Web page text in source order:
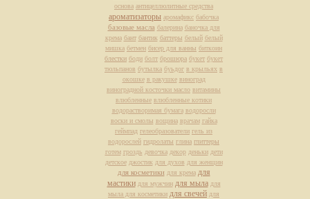
основа антицеллюлитные средства
ароматизаторы аромафикс бабочка
базовые масла балерина баночка для
крема бант бантик баттеры белый белый
мишка бетмен бисер для ванны биткоин
блестки боди болт брошюра букет букет
тюльпанов бутылка буьдог в крыльях в
окошке в ракушке виноград
виноградной косточки масло витамины
влюбленные влюбленные котики
водорастворимая бумага водоросли
воски и смолы вощина врачам гайка
геймпад гелеобразователи гель из
водорослей гидролаты глина глиттеры
готем гроздь девочка декор деньки дети
детское джостик для духов для женщин
для косметики для крема для
мастики для мужчин для мыла для
мыла для косметики для свечей для